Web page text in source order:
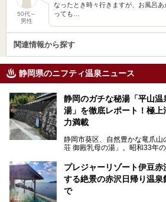
50代～
男性
なったとき時々行きますが、お風呂
っても…
関連情報から探す
静岡県のニフティ温泉ニュース
静岡のガチな秘湯「平山
湯」を徹底レポート！極
力満載
静岡市葵区、自然豊かな竜爪山
荘 御殿乳母の湯」。昭和33年
極上温泉です。お湯はもちろ
です。多くのファンを持つ、
解説します。
プレジャーリゾート伊豆
する絶景の赤沢日帰り温泉
で